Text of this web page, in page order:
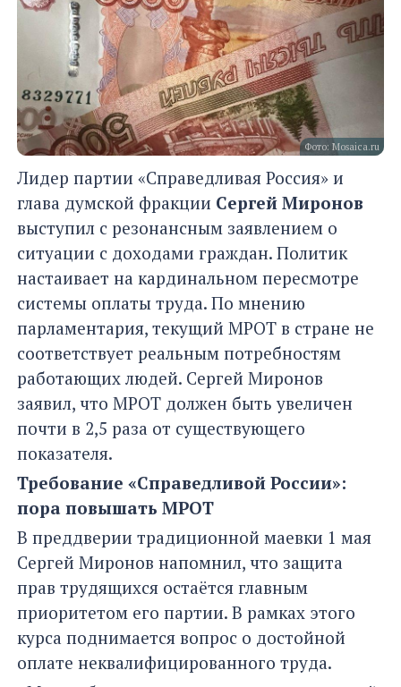
Фото: Mosaica.ru
Лидер партии «Справедливая Россия» и
глава думской фракции Сергей Миронов
выступил с резонансным заявлением о
ситуации с доходами граждан. Политик
настаивает на кардинальном пересмотре
системы оплаты труда. По мнению
парламентария, текущий МРОТ в стране не
соответствует реальным потребностям
работающих людей. Сергей Миронов
заявил, что МРОТ должен быть увеличен
почти в 2,5 раза от существующего
показателя.
Требование «Справедливой России»:
пора повышать МРОТ
В преддверии традиционной маевки 1 мая
Сергей Миронов напомнил, что защита
прав трудящихся остаётся главным
приоритетом его партии. В рамках этого
курса поднимается вопрос о достойной
оплате неквалифицированного труда.